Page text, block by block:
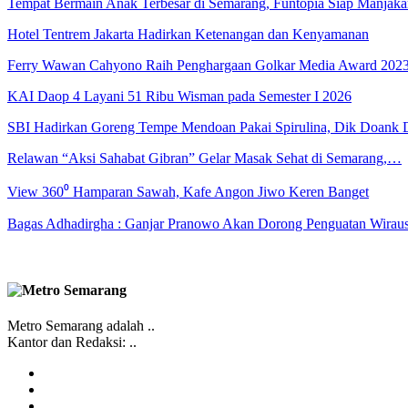
Hotel Tentrem Jakarta Hadirkan Ketenangan dan Kenyamanan
Ferry Wawan Cahyono Raih Penghargaan Golkar Media Award
KAI Daop 4 Layani 51 Ribu Wisman pada Semester I 2026
SBI Hadirkan Goreng Tempe Mendoan Pakai Spirulina, Dik Doank
Relawan “Aksi Sahabat Gibran” Gelar Masak Sehat di Semarang,…
View 360⁰ Hamparan Sawah, Kafe Angon Jiwo Keren Banget
Bagas Adhadirgha : Ganjar Pranowo Akan Dorong Penguatan
Metro Semarang adalah ..
Kantor dan Redaksi: ..